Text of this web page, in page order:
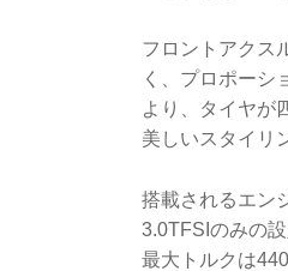
フロントアクス
く、プロポーシ
より、タイヤが
美しいスタイリ
搭載されるエン
3.0TFSIのみの
最大トルクは